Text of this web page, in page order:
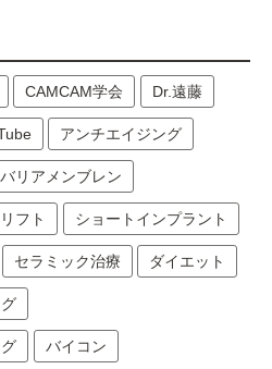
CAMCAM学会 Dr.遠藤
アンチエイジング
リアメンブレン
フト ショートインプラント
セラミック治療 ダイエット
バイコン